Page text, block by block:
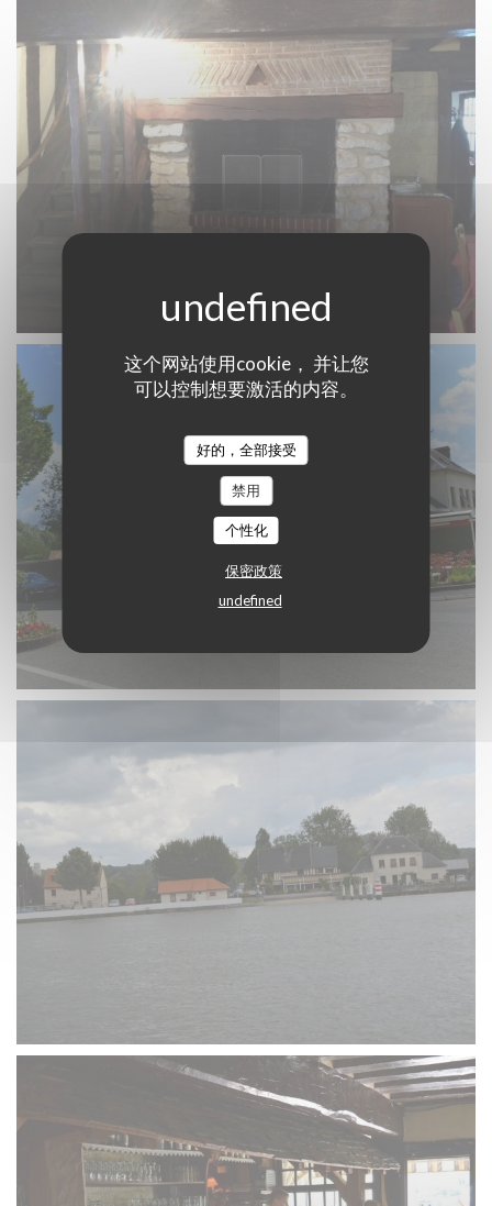
这个网站使用cookie， 并让您
可以控制想要激活的内容。
好的，全部接受
禁用
个性化
保密政策
undefined